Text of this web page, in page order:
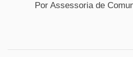
Por Assessoria de